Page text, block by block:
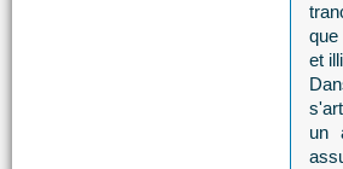
et
un